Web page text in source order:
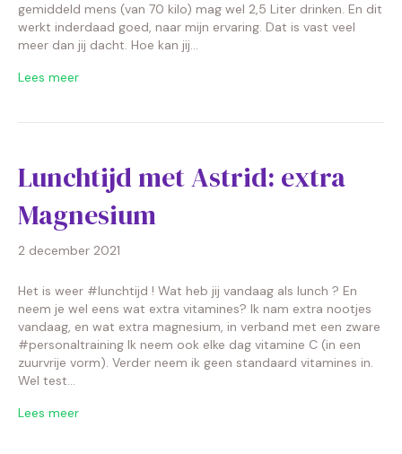
gemiddeld mens (van 70 kilo) mag wel 2,5 Liter drinken. En dit
werkt inderdaad goed, naar mijn ervaring. Dat is vast veel
meer dan jij dacht. Hoe kan jij…
Lees meer
Lunchtijd met Astrid: extra
Magnesium
2 december 2021
Het is weer #lunchtijd ! Wat heb jij vandaag als lunch ? En
neem je wel eens wat extra vitamines? Ik nam extra nootjes
vandaag, en wat extra magnesium, in verband met een zware
#personaltraining Ik neem ook elke dag vitamine C (in een
zuurvrije vorm). Verder neem ik geen standaard vitamines in.
Wel test…
Lees meer